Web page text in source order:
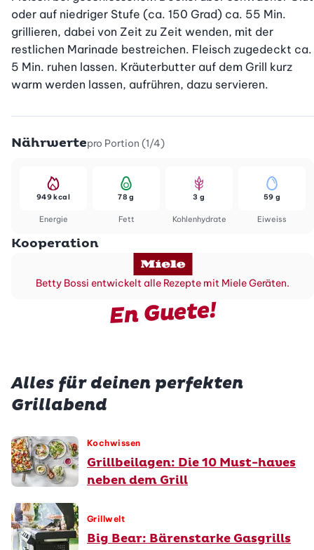
oder auf niedriger Stufe (ca. 150 Grad) ca. 55 Min.
grillieren, dabei von Zeit zu Zeit wenden, mit der
restlichen Marinade bestreichen. Fleisch zugedeckt ca.
5 Min. ruhen lassen. Kräuterbutter auf dem Grill kurz
warm werden lassen, aufrühren, dazu servieren.
Nährwertepro Portion (1/4)
Energie
949 kcal
Fett
78 g
Kohlenhydrate
3 g
Eiweiss
59 g
Kooperation
Betty Bossi entwickelt alle Rezepte mit Miele Geräten.
En Guete!
Alles für deinen perfekten
Grillabend
Kochwissen
Grillbeilagen: Die 10 Must-haves
neben dem Grill
Grillwelt
Big Bear: Bärenstarke Gasgrills